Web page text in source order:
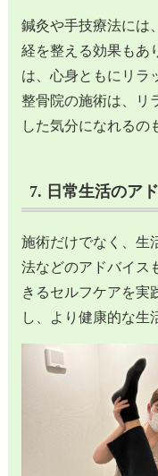
鍼灸や手技療法には
経を整える効果もあ
は、心身ともにリラ
整骨院の施術は、リ
した気分になれるの
7. 日常生活のア
施術だけでなく、生
法などのアドバイス
きるセルフケアを実
し、より健康的な生